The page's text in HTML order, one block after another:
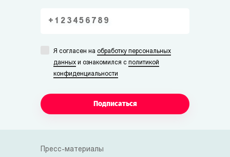
Я согласен на обработку персональных
данных и ознакомился с политикой
конфиденциальности
Подписаться
Пресс-материалы